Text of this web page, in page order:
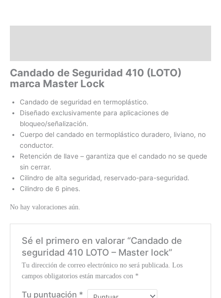
Candado de Seguridad 410 (LOTO)
marca Master Lock
Candado de seguridad en termoplástico.
Diseñado exclusivamente para aplicaciones de
bloqueo/señalización.
Cuerpo del candado en termoplástico duradero, liviano, no
conductor.
Retención de llave – garantiza que el candado no se quede
sin cerrar.
Cilindro de alta seguridad, reservado-para-seguridad.
Cilindro de 6 pines.
No hay valoraciones aún.
Sé el primero en valorar “Candado de
seguridad 410 LOTO – Master lock”
Tu dirección de correo electrónico no será publicada. Los
campos obligatorios están marcados con *
Tu puntuación *